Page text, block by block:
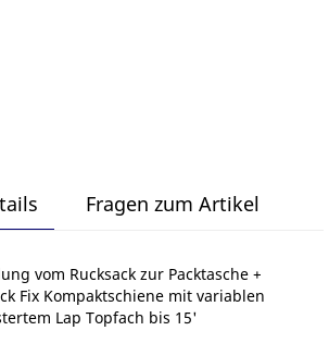
Fragen zum Artikel
vom Rucksack zur Packtasche +
Fix Kompaktschiene mit variablen
Lap Topfach bis 15'